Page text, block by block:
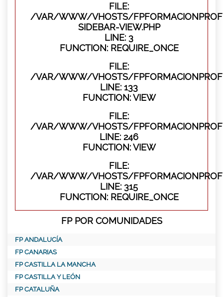
FILE:
/VAR/WWW/VHOSTS/
SIDEBAR-VIEW.PHP
LINE: 3
FUNCTION: REQUIRE_ONCE
FILE:
/VAR/WWW/VHOSTS/
LINE: 133
FUNCTION: VIEW
FILE:
/VAR/WWW/VHOSTS/
LINE: 246
FUNCTION: VIEW
FILE:
/VAR/WWW/VHOSTS/
LINE: 315
FUNCTION: REQUIRE_ONCE
FP POR COMUNIDADES
FP ANDALUCÍA
FP CANARIAS
FP CASTILLA LA MANCHA
FP CASTILLA Y LEÓN
FP CATALUÑA